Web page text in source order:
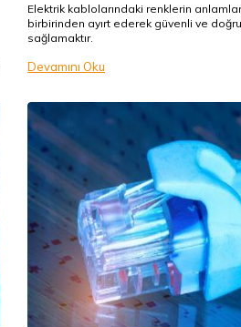
Elektrik kablolarındaki renklerin
birbirinden ayırt ederek güvenli ve
sağlamaktır.
Devamını Oku